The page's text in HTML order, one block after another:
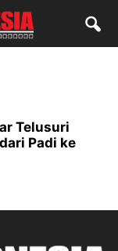
Telusuri
Padi ke